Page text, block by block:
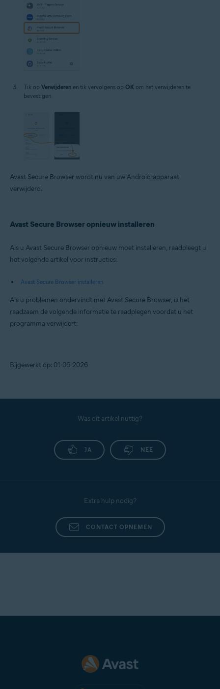
Tik op Verwijderen en tik vervolgens op OK om het verwijderen te
bevestigen.
Avast Secure Browser wordt nu van uw Android-apparaat
verwijderd.
Avast Secure Browser opnieuw installeren
Als u Avast Secure Browser opnieuw moet installeren, raadpleegt u
het volgende artikel voor instructies:
Avast Secure Browser installeren
Als u problemen ondervindt met Avast Secure Browser, is het
raadzaam de volgende informatie te raadplegen voordat u het
programma verwijdert:
Bijgewerkt op: 01-06-2026
Was dit artikel nuttig?
JA NEE
Extra hulp nodig?
CONTACT OPNEMEN